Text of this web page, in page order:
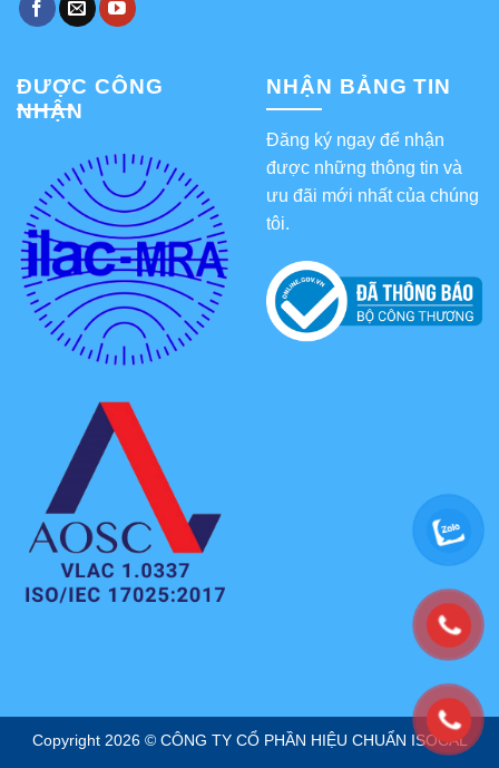
ĐƯỢC CÔNG
NHẬN
NHẬN BẢNG TIN
Đăng ký ngay để nhận
được những thông tin và
ưu đãi mới nhất của chúng
tôi.
Copyright 2026 © CÔNG TY CỔ PHẦN HIỆU CHUẨN ISOCAL